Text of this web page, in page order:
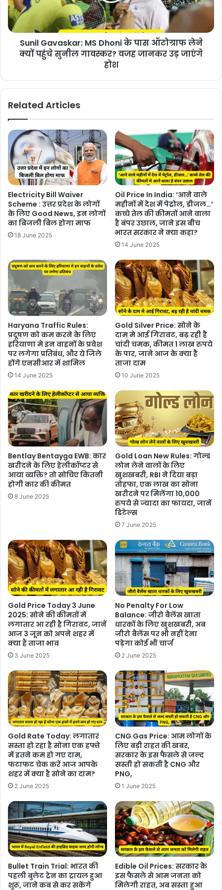
Sunil Gavaskar: MS Dhoni के पास ऑटोग्राफ लेने
क्यों पहुंचे सुनील गावस्‍कर? वजह जानकर उड़ जाएंगे
होश
Related Articles
Electricity Bill Waiver
Scheme : उत्तर प्रदेश के लोगों
के लिए Good News, इन लोगों
का बिजली बिल होगा माफ
18 June 2025
Oil Price In India: ‘आने वाले
महीनों में देश में पेट्रोल, डीजल…’
कच्चे तेल की कीमतों आने वाला
है बंपर उछाल, जाने इस बीच
भारत सरकार ने क्या कहा?
14 June 2025
Haryana Traffic Rules:
प्रदूषण को कम करने के लिए
हरियाणा मे इन वाहनों के प्रवेश
पर लगेगा प्रतिबंध, और ये जिले
होंगे एनसीआर में शामिल
14 June 2025
Gold Silver Price: सोने के
दाम मे आई गिरावट, बढ़ रही है
चांदी चमक, कीमत 1 लाख रुपये
के पार, जाने आज के क्या है
ताजा दाम
10 June 2025
Bentlay Bentayga EWB: कार
खरीदने के लिए हेलीकॉप्टर से
आया व्यक्ति? तो सोचिए कितनी
होगी कार की कीमत
8 June 2025
Gold Loan New Rules: गोल्ड
लोन लेने वालों के लिए
खुशखबरी, RBI ने दिया बड़ा
तोहफा, एक लाख का सोना
खरीदने पर मिलेंगा 10,000
रुपये से ज्यादा का फायदा, जानें
डिटेल्स
7 June 2025
Gold Price Today 3 June
2025: सोने की कीमतों में
लगातार आ रही है गिरावट, जानें
आज 3 जून को अपने शहर में
क्या हैं ताजा भाव
3 June 2025
No Penalty For Low
Balance: जीरो बैलेंस खाता
धारकों के लिए खुशखबरी, अब
जीरो बैलेंस पर भी नहीं देना
पड़ेगा कोई भी चार्ज
2 June 2025
Gold Rate Today: लगातार
सस्ता हो रहा है सोना एक हफ्ते
में इतने कम हो गए दाम,
फटाफट चेक करें आज आपके
शहर में क्या है सोने का दाम?
2 June 2025
CNG Gas Price: आम लोगों के
लिए बड़ी राहत की खबर,
सरकार के इस फैसले से जल्द
सस्ती हो सकती है CNG और
PNG,
1 June 2025
Bullet Train Trial: भारत की
पहली बुलेट ट्रेन का ट्रायल हुआ
शुरू, जाने कब से कर सकेंगे
Edible Oil Prices: सरकार के
इस फैसले से आम जनता को
मिलेगी राहत, अब सस्ता हुआ